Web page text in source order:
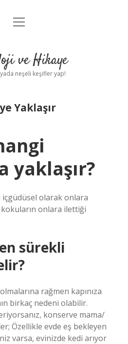
Anasayfa
Uyarı
menüyü
ve Hikaye
neşeli keşifler yap!
Yaklaşır
yaklaşır?
içgüdüsel olarak onlara
onlara ilettiği
sürekli
rağmen kapınıza
birkaç nedeni olabilir.
konserve mama/
Özellikle evde eş bekleyen
varsa, evinizde kedi arıyor